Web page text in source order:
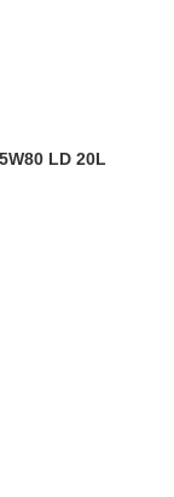
LD 20L